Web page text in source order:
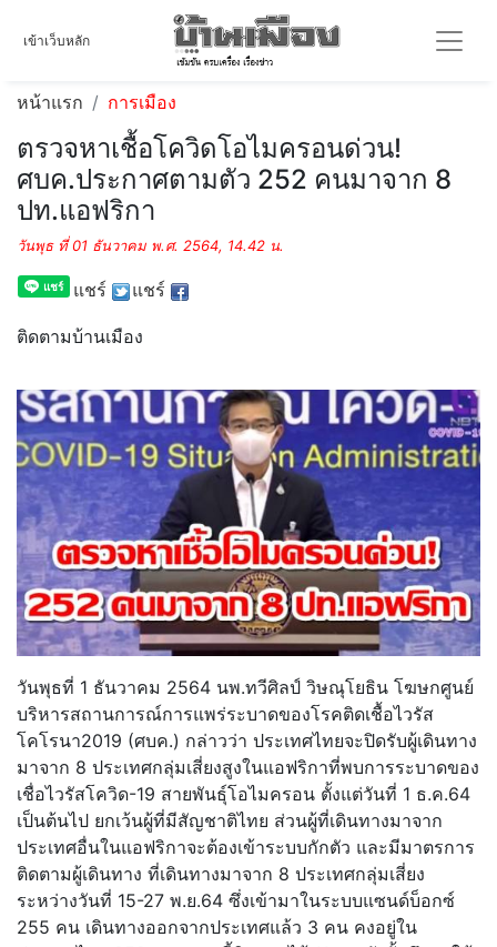
เข้าเว็บหลัก
หน้าแรก การเมือง
ตรวจหาเชื้อโควิดโอไมครอนด่วน!
ศบค.ประกาศตามตัว 252 คนมาจาก 8
ปท.แอฟริกา
วันพุธ ที่ 01 ธันวาคม พ.ศ. 2564, 14.42 น.
แชร์ แชร์
ติดตามบ้านเมือง
วันพุธที่ 1 ธันวาคม 2564 นพ.ทวีศิลป์ วิษณุโยธิน โฆษกศูนย์
บริหารสถานการณ์การแพร่ระบาดของโรคติดเชื้อไวรัส
โคโรนา2019 (ศบค.) กล่าวว่า ประเทศไทยจะปิดรับผู้เดินทาง
มาจาก 8 ประเทศกลุ่มเสี่ยงสูงในแอฟริกาที่พบการระบาดของ
เชื่อไวรัสโควิด-19 สายพันธุ์โอไมครอน ตั้งแต่วันที่ 1 ธ.ค.64
เป็นต้นไป ยกเว้นผู้ที่มีสัญชาติไทย ส่วนผู้ที่เดินทางมาจาก
ประเทศอื่นในแอฟริกาจะต้องเข้าระบบกักตัว และมีมาตรการ
ติดตามผู้เดินทาง ที่เดินทางมาจาก 8 ประเทศกลุ่มเสี่ยง
ระหว่างวันที่ 15-27 พ.ย.64 ซึ่งเข้ามาในระบบแซนด์บ็อกซ์
255 คน เดินทางออกจากประเทศแล้ว 3 คน คงอยู่ใน